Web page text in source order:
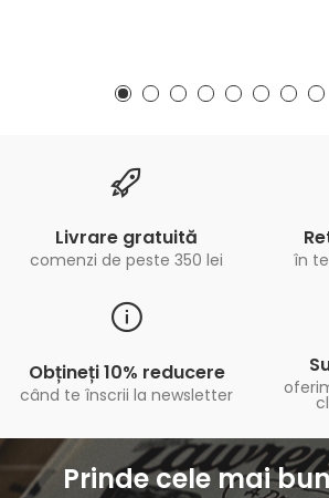
Livrare gratuită
comenzi de peste 350 lei în
Obțineți 10% reducere
când te înscrii la newsletter
Prinde cele mai